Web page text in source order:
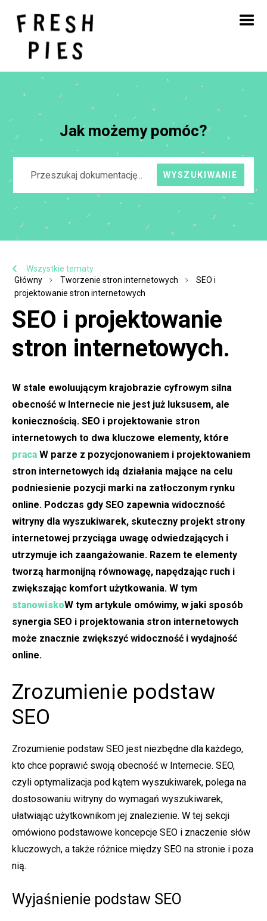
Strona główna
O
Czym się zajmujemy
Nasza praca
Jak możemy pomóc?
WYSZUKIWANIE
Wszystkie tematy
Główny
Tworzenie stron internetowych
SEO i
projektowanie stron internetowych
SEO i projektowanie
stron internetowych.
W stale ewoluującym krajobrazie cyfrowym silna
obecność w Internecie nie jest już luksusem, ale
koniecznością. SEO i projektowanie stron
internetowych to dwa kluczowe elementy, które
praca W parze z pozycjonowaniem i projektowaniem
stron internetowych idą działania mające na celu
podniesienie pozycji marki na zatłoczonym rynku
online. Podczas gdy SEO zapewnia widoczność
witryny dla wyszukiwarek, skuteczny projekt strony
internetowej przyciąga uwagę odwiedzających i
utrzymuje ich zaangażowanie. Razem te elementy
tworzą harmonijną równowagę, napędzając ruch i
zwiększając komfort użytkowania. W tym
stanowiskoW tym artykule omówimy, w jaki sposób
synergia SEO i projektowania stron internetowych
może znacznie zwiększyć widoczność i wydajność
online.
Zrozumienie podstaw
SEO
Zrozumienie podstaw SEO jest niezbędne dla każdego,
kto chce poprawić swoją obecność w Internecie. SEO,
czyli optymalizacja pod kątem wyszukiwarek, polega na
dostosowaniu witryny do wymagań wyszukiwarek,
ułatwiając użytkownikom jej znalezienie. W tej sekcji
omówiono podstawowe koncepcje SEO i znaczenie słów
kluczowych, a także różnice między SEO na stronie i poza
nią.
Wyjaśnienie podstaw SEO